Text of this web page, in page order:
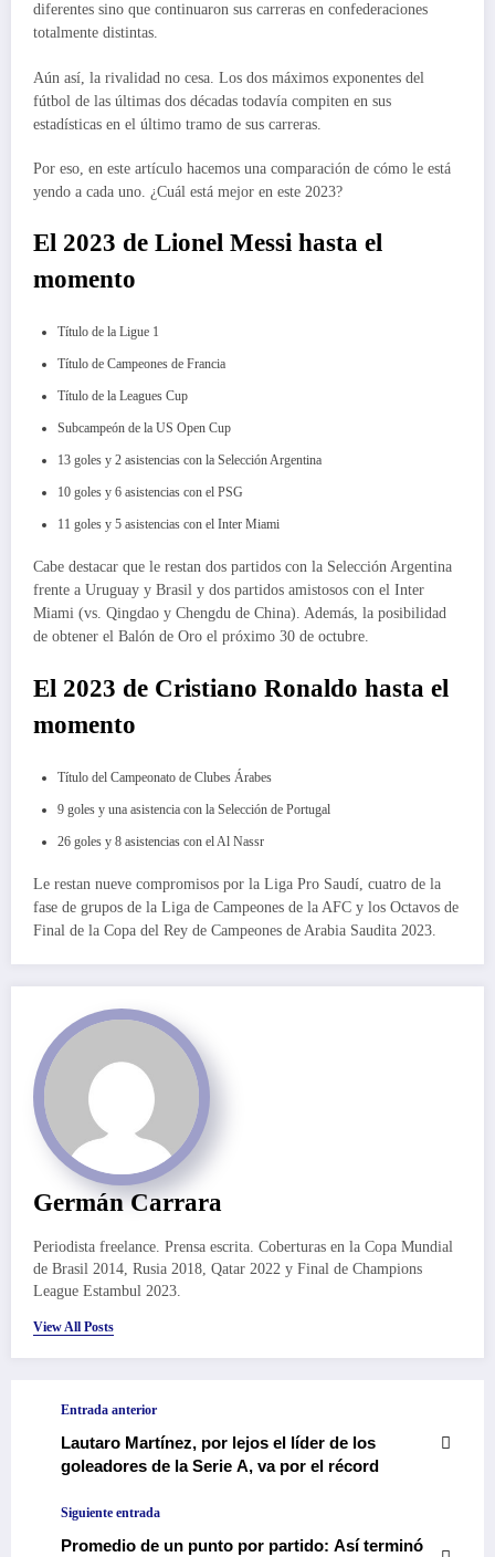
diferentes sino que continuaron sus carreras en confederaciones
totalmente distintas.
Aún así, la rivalidad no cesa. Los dos máximos exponentes del
fútbol de las últimas dos décadas todavía compiten en sus
estadísticas en el último tramo de sus carreras.
Por eso, en este artículo hacemos una comparación de cómo le está
yendo a cada uno. ¿Cuál está mejor en este 2023?
El 2023 de Lionel Messi hasta el
momento
Título de la Ligue 1
Título de Campeones de Francia
Título de la Leagues Cup
Subcampeón de la US Open Cup
13 goles y 2 asistencias con la Selección Argentina
10 goles y 6 asistencias con el PSG
11 goles y 5 asistencias con el Inter Miami
Cabe destacar que le restan dos partidos con la Selección Argentina
frente a Uruguay y Brasil y dos partidos amistosos con el Inter
Miami (vs. Qingdao y Chengdu de China). Además, la posibilidad
de obtener el Balón de Oro el próximo 30 de octubre.
El 2023 de Cristiano Ronaldo hasta el
momento
Título del Campeonato de Clubes Árabes
9 goles y una asistencia con la Selección de Portugal
26 goles y 8 asistencias con el Al Nassr
Le restan nueve compromisos por la Liga Pro Saudí, cuatro de la
fase de grupos de la Liga de Campeones de la AFC y los Octavos de
Final de la Copa del Rey de Campeones de Arabia Saudita 2023.
Germán Carrara
Periodista freelance. Prensa escrita. Coberturas en la Copa Mundial
de Brasil 2014, Rusia 2018, Qatar 2022 y Final de Champions
League Estambul 2023.
View All Posts
Entrada anterior
Lautaro Martínez, por lejos el líder de los
goleadores de la Serie A, va por el récord
Siguiente entrada
Promedio de un punto por partido: Así terminó